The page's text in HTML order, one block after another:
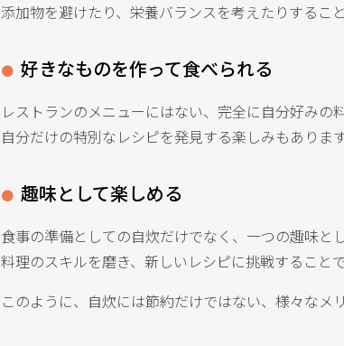
添加物を避けたり、栄養バランスを考えたりするこ
好きなものを作って食べられる
レストランのメニューにはない、完全に自分好みの
自分だけの特別なレシピを発見する楽しみもあります
趣味として楽しめる
食事の準備としての自炊だけでなく、一つの趣味と
料理のスキルを磨き、新しいレシピに挑戦すること
このように、自炊には節約だけではない、様々なメ